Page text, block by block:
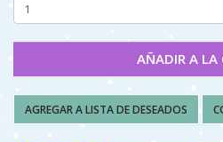
AÑADIR A LA
AGREGAR A LISTA DE DESEADOS